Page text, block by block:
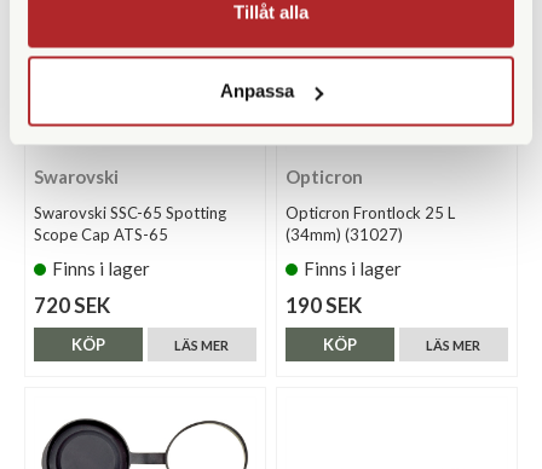
Tillåt alla
Anpassa
Swarovski
Swarovski SSC-65 Spotting
Scope Cap ATS-65
Finns i lager
720 SEK
LÄS MER
KÖP
Opticron
Opticron Frontlock 25 L
(34mm) (31027)
Finns i lager
190 SEK
LÄS MER
KÖP